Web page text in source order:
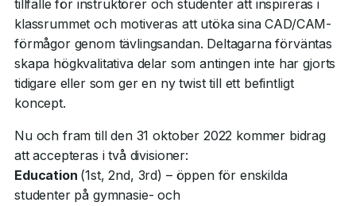
tillfälle för instruktörer och studenter att inspireras i
klassrummet och motiveras att utöka sina CAD/CAM-
förmågor genom tävlingsandan. Deltagarna förväntas
skapa högkvalitativa delar som antingen inte har gjorts
tidigare eller som ger en ny twist till ett befintligt
koncept.
Nu och fram till den 31 oktober 2022 kommer bidrag
att accepteras i två divisioner:
Education (1st, 2nd, 3rd) – öppen för enskilda
studenter på gymnasie- och